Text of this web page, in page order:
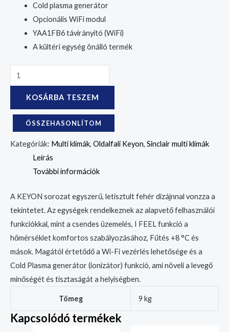
Cold plasma generátor
Opcionális WiFi modul
YAA1FB6 távirányító (WiFi)
A kültéri egység önálló termék
KOSÁRBA TESZEM
ÖSSZEHASONLÍTOM
Kategóriák: Multi klímák, Oldalfali Keyon, Sinclair multi klímák
Leírás
További információk
A KEYON sorozat egyszerű, letisztult fehér dizájnnal vonzza a
tekintetet. Az egységek rendelkeznek az alapvető felhasználói
funkciókkal, mint a csendes üzemelés, I FEEL funkció a
hőmérséklet komfortos szabályozásához, Fűtés +8 °C és
mások. Magától értetődő a Wi-Fi vezérlés lehetősége és a
Cold Plasma generátor (ionizátor) funkció, ami növeli a levegő
minőségét és tisztaságát a helyiségben.
Tömeg 9 kg
Kapcsolódó termékek